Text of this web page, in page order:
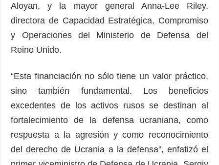
Aloyan, y la mayor general Anna-Lee Riley,
directora de Capacidad Estratégica, Compromiso
y Operaciones del Ministerio de Defensa del
Reino Unido.
“Esta financiación no sólo tiene un valor práctico,
sino también fundamental. Los beneficios
excedentes de los activos rusos se destinan al
fortalecimiento de la defensa ucraniana, como
respuesta a la agresión y como reconocimiento
del derecho de Ucrania a la defensa", enfatizó el